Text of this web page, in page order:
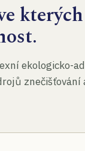
ekologicko-